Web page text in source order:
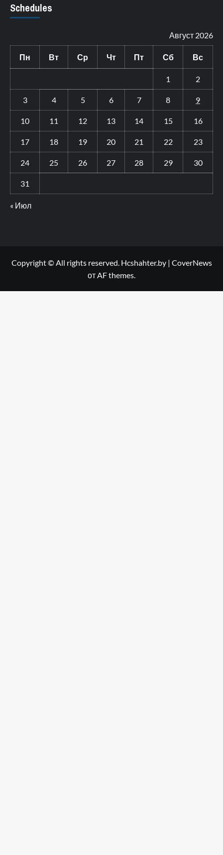
Schedules
Август 2026
Пн Вт Ср Чт Пт Сб Вс
1 2
3 4 5 6 7 8 9
10 11 12 13 14 15 16
17 18 19 20 21 22 23
24 25 26 27 28 29 30
31
« Июл
Copyright © All rights reserved. Hcshahter.by | CoverNews
от AF themes.